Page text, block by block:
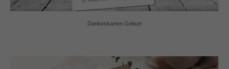
Dankeskarten Geburt